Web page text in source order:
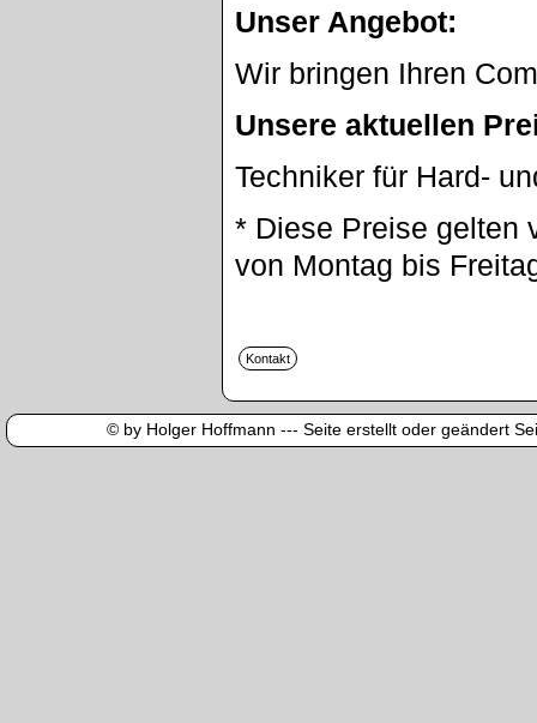
Unser Angebot:
Wir bringen Ihren
Unsere aktuellen
Techniker für Hard-
* Diese Preise gelten
von Montag bis
© by Holger Hoffmann --- Seite erstellt oder geändert